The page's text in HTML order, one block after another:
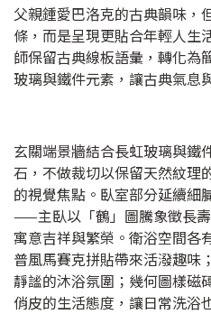
父親鍾愛巴洛克的古典韻味，
條，而是呈現更貼合年輕人生
師保留古典線板語彙，轉化為
玻璃與鐵件元素，讓古典氣息
玄關端景牆結合長虹玻璃與鐵
石，不做裁切以保留天然紋理
的視覺焦點。臥室部分延續細
——主臥以「鶴」圖騰象徵長
寓意吉祥與繁榮。衛浴空間各
普風馬賽克拼貼帶來活潑趣味
靜謐的沐浴氛圍；幾何圖樣磁
俏皮的生活態度，讓日常洗浴